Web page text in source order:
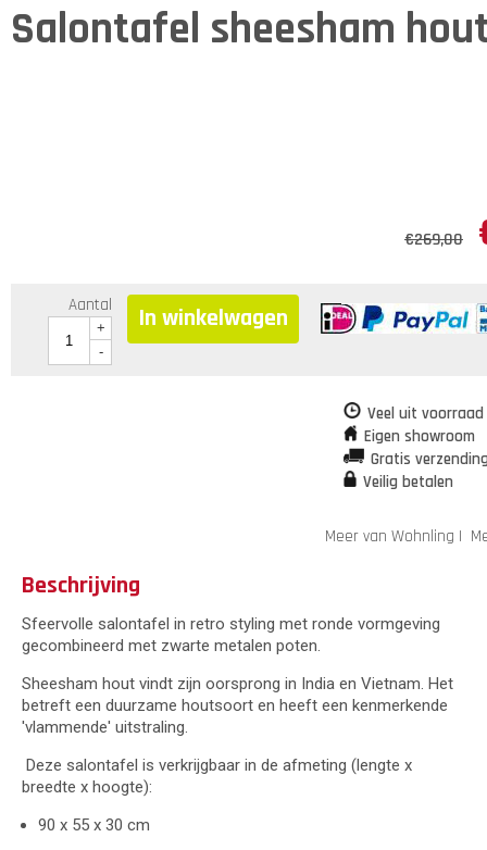
Salontafel sheesham
€269,00
Aantal
+
-
In winkelwagen
Veel uit
Eigen showroom
Gratis
Veilig betalen
Meer van Wohnling |
Beschrijving
Sfeervolle salontafel in retro styling met ronde vormgeving
gecombineerd met zwarte metalen poten.
Sheesham hout vindt zijn oorsprong in India en Vietnam. Het
betreft een duurzame houtsoort en heeft een kenmerkende
'vlammende' uitstraling.
Deze salontafel is verkrijgbaar in de afmeting (lengte x
breedte x hoogte):
90 x 55 x 30 cm